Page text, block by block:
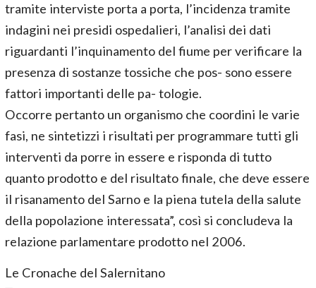
tramite interviste porta a porta, l’incidenza tramite
indagini nei presidi ospedalieri, l’analisi dei dati
riguardanti l’inquinamento del fiume per verificare la
presenza di sostanze tossiche che pos- sono essere
fattori importanti delle pa- tologie.
Occorre pertanto un organismo che coordini le varie
fasi, ne sintetizzi i risultati per programmare tutti gli
interventi da porre in essere e risponda di tutto
quanto prodotto e del risultato finale, che deve essere
il risanamento del Sarno e la piena tutela della salute
della popolazione interessata”, così si concludeva la
relazione parlamentare prodotto nel 2006.
Le Cronache del Salernitano